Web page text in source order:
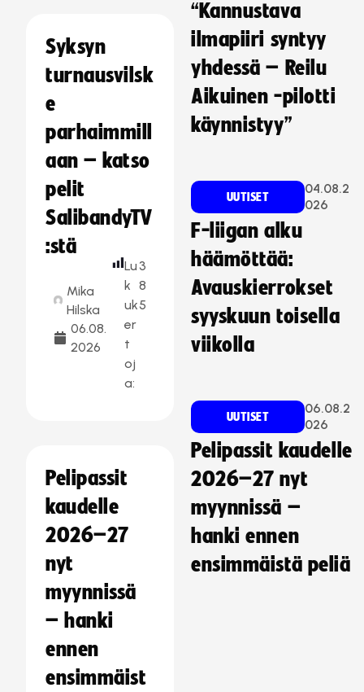
Syksyn
turnausvilsk
e
parhaimmill
aan – katso
pelit
SalibandyTV
:stä
Mika
Hilska
06.08.
2026
Lu
k
uk
er
t
oj
a:
3
8
5
Pelipassit
kaudelle
2026–27
nyt
myynnissä
– hanki
ennen
ensimmäist
“Kannustava
ilmapiiri syntyy
yhdessä – Reilu
Aikuinen -pilotti
käynnistyy”
UUTISET
04.08.2
026
F-liigan alku
häämöttää:
Avauskierrokset
syyskuun toisella
viikolla
UUTISET
06.08.2
026
Pelipassit kaudelle
2026–27 nyt
myynnissä –
hanki ennen
ensimmäistä peliä